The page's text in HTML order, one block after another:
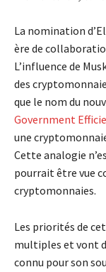
La nomination
ère de
L’influence de
des
que le nom du
Government
une
Cette analogie
pourrait être vue
cryptomonnaies.
Les priorités de
multiples et vont
connu pour son